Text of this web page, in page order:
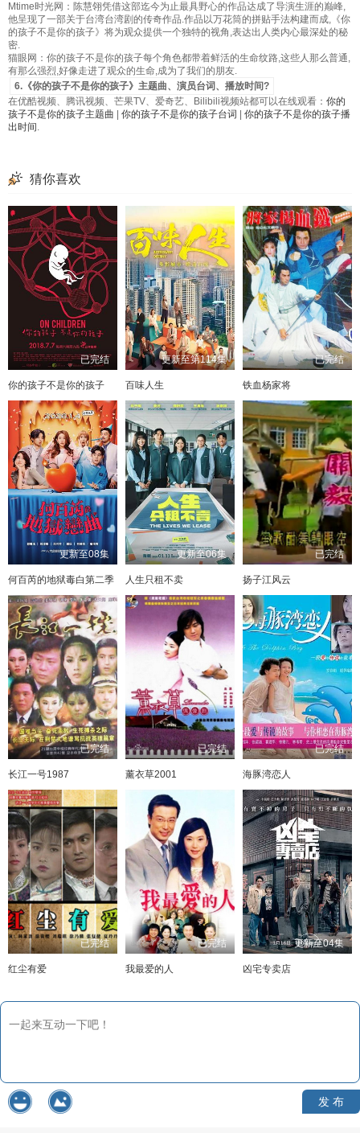
Mtime时光网：陈慧翎凭借这部迄今为止最具野心的作品达成了导演生涯的巅峰,
他呈现了一部关于台湾台湾剧的传奇作品.作品以万花筒的拼贴手法构建而成,《你
的孩子不是你的孩子》将为观众提供一个独特的视角,表达出人类内心最深处的秘
密.
猫眼网：你的孩子不是你的孩子每个角色都带着鲜活的生命纹路,这些人那么普通,
有那么强烈,好像走进了观众的生命,成为了我们的朋友.
6.《你的孩子不是你的孩子》主题曲、演员台词、播放时间?
在优酷视频、腾讯视频、芒果TV、爱奇艺、Bilibili视频站都可以在线观看： 你的
孩子不是你的孩子主题曲
你的孩子不是你的孩子台词
你的孩子不是你的孩子播
出时间 .
猜你喜欢
已完结
你的孩子不是你的孩子
更新至第114集
百味人生
已完结
铁血杨家将
更新至08集
何百芮的地狱毒白第二季
更新至06集
人生只租不卖
已完结
扬子江风云
已完结
长江一号1987
已完结
薰衣草2001
已完结
海豚湾恋人
已完结
红尘有爱
已完结
我最爱的人
更新至04集
凶宅专卖店
发 布